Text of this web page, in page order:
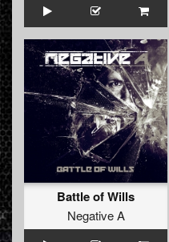
Battle of Wills
Negative A